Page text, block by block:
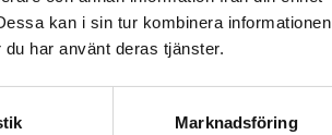
kan i sin tur kombinera informationen
har använt deras tjänster.
Marknadsföring